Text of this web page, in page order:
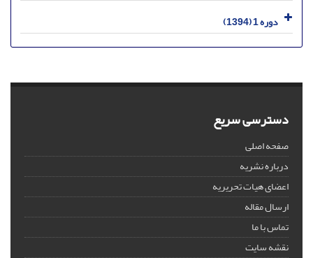
دوره 1 (1394)
دسترسی سریع
صفحه اصلی
درباره نشریه
اعضای هیات تحریریه
ارسال مقاله
تماس با ما
نقشه سایت